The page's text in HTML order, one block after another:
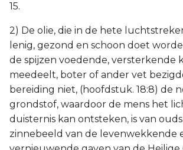
15.
2) De olie, die in de hete
lenig, gezond en schoon doet
de spijzen voedende, versterkende
meedeelt, boter of ander vet
bereiding niet, (hoofdstuk. 18:8) de
grondstof, waardoor de mens het
duisternis kan ontsteken, is van
zinnebeeld van de levenwekkende